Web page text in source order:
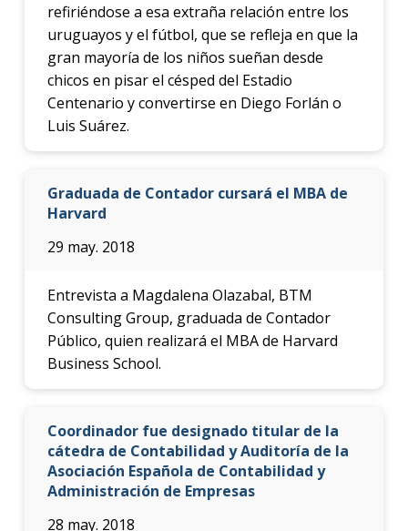
refiriéndose a esa extraña relación entre los
uruguayos y el fútbol, que se refleja en que la
gran mayoría de los niños sueñan desde
chicos en pisar el césped del Estadio
Centenario y convertirse en Diego Forlán o
Luis Suárez.
Graduada de Contador cursará el MBA de
Harvard
29 may. 2018
Entrevista a Magdalena Olazabal, BTM
Consulting Group, graduada de Contador
Público, quien realizará el MBA de Harvard
Business School.
Coordinador fue designado titular de la
cátedra de Contabilidad y Auditoría de la
Asociación Española de Contabilidad y
Administración de Empresas
28 may. 2018